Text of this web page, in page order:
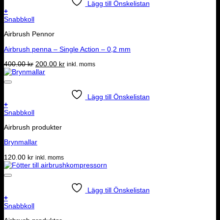
Lägg till Önskelistan
+
Snabbkoll
Airbrush Pennor
Airbrush penna – Single Action – 0,2 mm
400.00kr Det
ursprungliga
200.00 krDet
200.00 kr.
inkl. moms
Lägg till Önskelistan
+
Snabbkoll
Airbrush produkter
Brynmallar
120.00 kr inkl. moms
Lägg till Önskelistan
+
Snabbkoll